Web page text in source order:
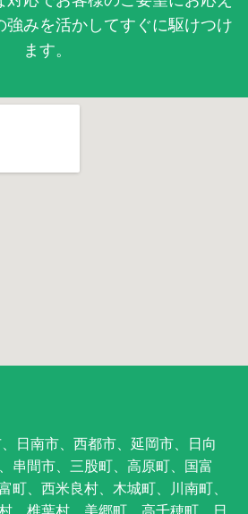
強みを活かしてすぐに駆けつけ
ます。
日南市、西都市、延岡市、日向
串間市、三股町、高原町、国富
町、西米良村、木城町、川南町、